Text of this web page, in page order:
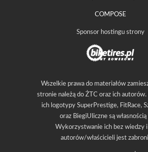
COMPOSE
Sponsor hostingu strony
Wszelkie prawa do materiałów
stronie należą do ŻTC oraz ich
ich logotypy SuperPrestige, FitRace,
oraz BiegiUliczne są własnością
Wykorzystwanie ich bez wiedzy
autorów/właścicieli jest